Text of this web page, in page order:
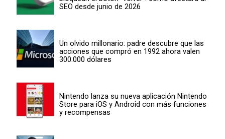
SEO desde junio de 2026
Un olvido millonario: padre descubre que las
acciones que compró en 1992 ahora valen
300.000 dólares
Nintendo lanza su nueva aplicación Nintendo
Store para iOS y Android con más funciones
y recompensas